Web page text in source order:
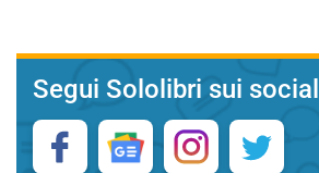
Segui Sololibri sui social